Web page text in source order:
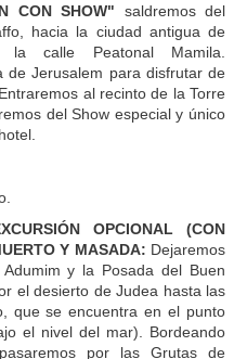
CON SHOW" saldremos del
hacia la ciudad antigua de
la calle Peatonal Mamila.
de Jerusalem para disfrutar de
al recinto de la Torre
del Show especial y único
OPCIONAL (CON
Y MASADA: Dejaremos
y la Posada del Buen
el desierto de Judea hasta las
que se encuentra en el punto
el nivel del mar). Bordeando
por las Grutas de